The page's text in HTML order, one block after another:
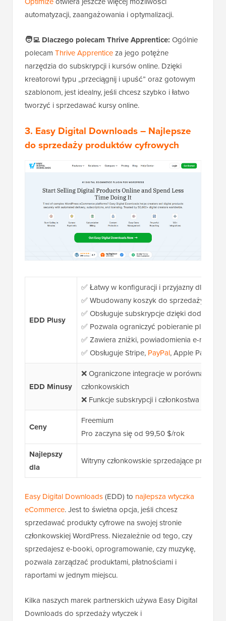
automatyzacji, zaangażowania i optymalizacji.
🧑‍💻 Dlaczego polecam Thrive Apprentice: Ogólnie
polecam Thrive Apprenticeza jego potężne
narzędzia do subskrypcji i kursów online. Dzięki
kreatorowi typu „przeciągnij i upuść” oraz gotowym
szablonom, jest idealny, jeśli chcesz szybko i łatwo
tworzyć i sprzedawać kursy online.
3. Easy Digital Downloads– Najlepsze
do sprzedaży produktów cyfrowych
EDD Plusy
✅ Łatwy w konfiguracji i przyjazny dla
✅ Wbudowany koszyk do sprzedaży
✅ Obsługuje subskrypcje dzięki dodatkowi
✅ Pozwala ograniczyć pobieranie plików
✅ Zawiera zniżki, powiadomienia e-mail i
✅ Obsługuje Stripe, PayPal, Apple Pay,
EDD Minusy
❌ Ograniczone integracje w porównaniu do
członkowskich
❌ Funkcje subskrypcji i członkostwa
Ceny
Freemium
Pro zaczyna się od 99,50 $/rok
Najlepszy
dla
Witryny członkowskie sprzedające
Easy Digital Downloads(EDD) to najlepsza wtyczka
eCommerce. Jest to świetna opcja, jeśli chcesz
sprzedawać produkty cyfrowe na swojej stronie
członkowskiej WordPress. Niezależnie od tego, czy
sprzedajesz e-booki, oprogramowanie, czy muzykę,
pozwala zarządzać produktami, płatnościami i
raportami w jednym miejscu.
Kilka naszych marek partnerskich używa Easy Digital
Downloads do sprzedaży wtyczek i